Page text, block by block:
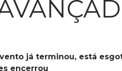
já terminou, está
encerrou